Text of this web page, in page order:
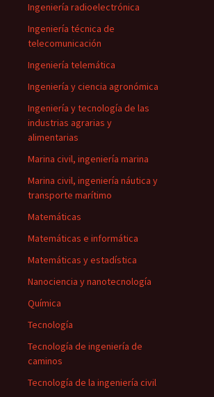
Ingeniería radioelectrónica
Ingeniería técnica de
telecomunicación
Ingeniería telemática
Ingeniería y ciencia agronómica
Ingeniería y tecnología de las
industrias agrarias y
alimentarias
Marina civil, ingeniería marina
Marina civil, ingeniería náutica y
transporte marítimo
Matemáticas
Matemáticas e informática
Matemáticas y estadística
Nanociencia y nanotecnología
Química
Tecnología
Tecnología de ingeniería de
caminos
Tecnología de la ingeniería civil